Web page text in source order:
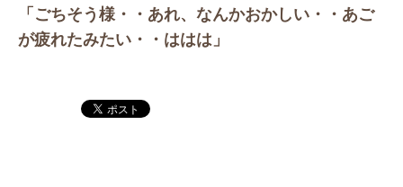
「ごちそう様・・あれ、なんかおかしい・・あご
が疲れたみたい・・ははは」